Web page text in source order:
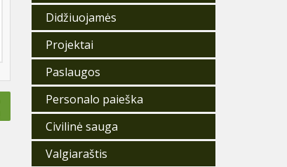
Didžiuojamės
Projektai
Paslaugos
Personalo paieška
Civilinė sauga
Valgiaraštis